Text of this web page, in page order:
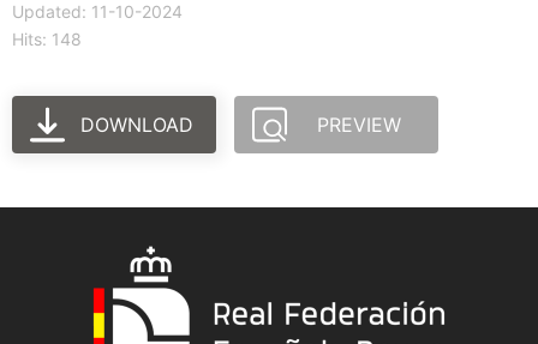
Updated: 11-10-2024
Hits: 148
DOWNLOAD PREVIEW